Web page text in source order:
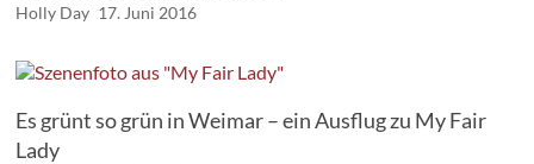
Holly Day 17. Juni 2016
Es grünt so grün in Weimar – ein Ausflug zu My Fair
Lady